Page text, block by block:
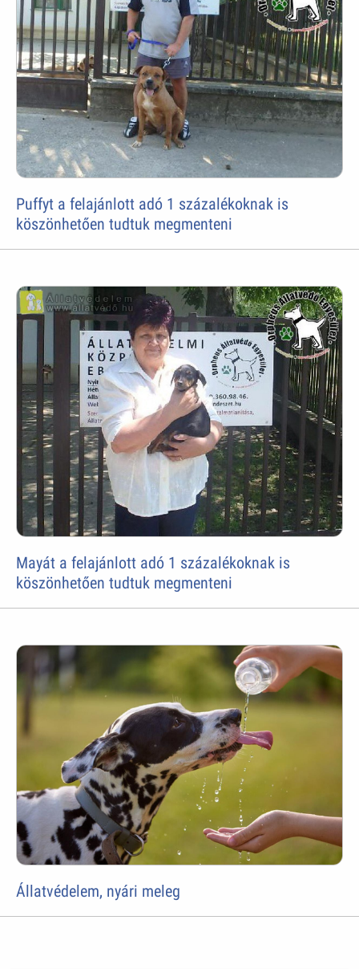
Puffyt a felajánlott adó 1 százalékoknak is
köszönhetően tudtuk megmenteni
Mayát a felajánlott adó 1 százalékoknak is
köszönhetően tudtuk megmenteni
Állatvédelem, nyári meleg